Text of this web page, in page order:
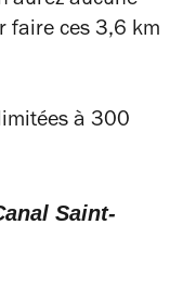
faire ces 3,6 km
à 300
Saint-